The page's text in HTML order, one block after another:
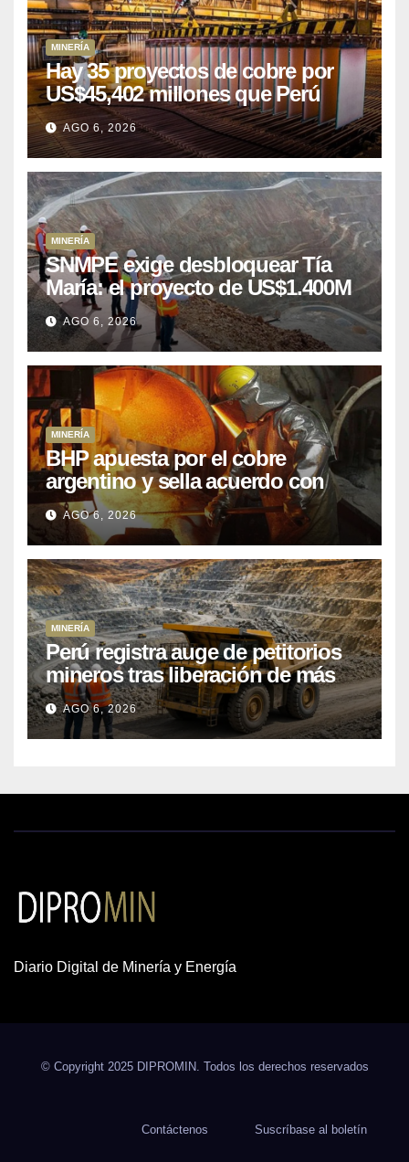
MINERÍA
Hay 35 proyectos de cobre por
US$45,402 millones que Perú
puede aprovechar
AGO 6, 2026
MINERÍA
SNMPE exige desbloquear Tía
María: el proyecto de US$1.400M
que Perú lleva 15 años
posponiendo
AGO 6, 2026
MINERÍA
BHP apuesta por el cobre
argentino y sella acuerdo con
Kobrea para siete proyecto
AGO 6, 2026
MINERÍA
Perú registra auge de petitorios
mineros tras liberación de más
de mil concesiones para explorar
cobre y oro
AGO 6, 2026
Diario Digital de Minería y Energía
© Copyright 2025 DIPROMIN. Todos los derechos reservados
Contáctenos Suscríbase al boletín